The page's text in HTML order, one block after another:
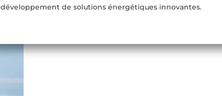
développement de solutions énergétiques innovantes.